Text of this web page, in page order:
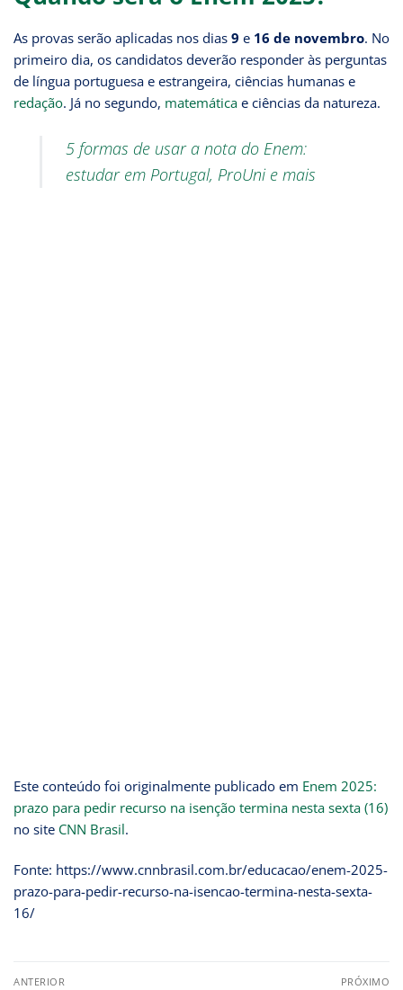
As provas serão aplicadas nos dias 9 e 16 de novembro. No
primeiro dia, os candidatos deverão responder às perguntas
de língua portuguesa e estrangeira, ciências humanas e
redação. Já no segundo, matemática e ciências da natureza.
5 formas de usar a nota do Enem:
estudar em Portugal, ProUni e mais
Este conteúdo foi originalmente publicado em Enem 2025:
prazo para pedir recurso na isenção termina nesta sexta (16)
no site CNN Brasil.
Fonte: https://www.cnnbrasil.com.br/educacao/enem-2025-
prazo-para-pedir-recurso-na-isencao-termina-nesta-sexta-
16/
ANTERIOR PRÓXIMO